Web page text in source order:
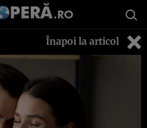
Înapoi la articol